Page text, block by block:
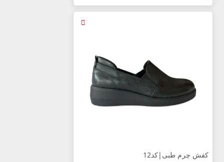
کفش چرم طبی|کد12